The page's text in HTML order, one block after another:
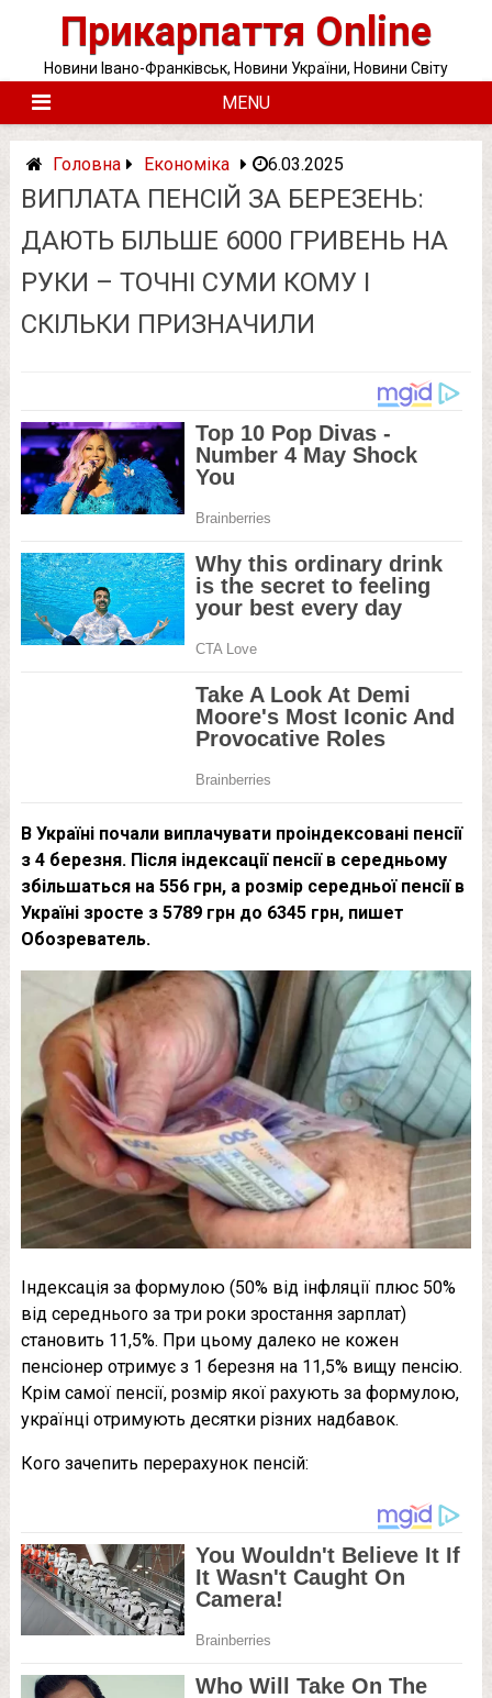
Прикарпаття Online
Новини Івано-Франківськ, Новини України, Новини Світу
MENU
Головна Економіка 6.03.2025
ВИПЛАТА ПЕНСІЙ ЗА БЕРЕЗЕНЬ:
ДАЮТЬ БІЛЬШЕ 6000 ГРИВЕНЬ НА
РУКИ – ТОЧНІ СУМИ КОМУ І
СКІЛЬКИ ПРИЗНАЧИЛИ
В Україні почали виплачувати проіндексовані пенсії
з 4 березня. Після індексації пенсії в середньому
збільшаться на 556 грн, а розмір середньої пенсії в
Україні зросте з 5789 грн до 6345 грн, пишет
Обозреватель.
Індексація за формулою (50% від інфляції плюс 50%
від середнього за три роки зростання зарплат)
становить 11,5%. При цьому далеко не кожен
пенсіонер отримує з 1 березня на 11,5% вищу пенсію.
Крім самої пенсії, розмір якої рахують за формулою,
українці отримують десятки різних надбавок.
Кого зачепить перерахунок пенсій: